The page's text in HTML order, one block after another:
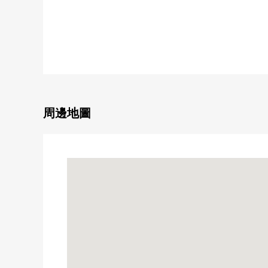
[在討論移動的顧客]
周邊地圖